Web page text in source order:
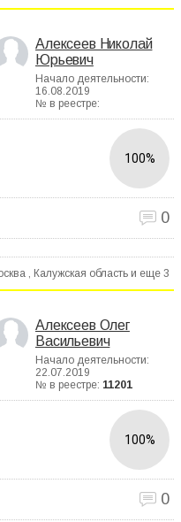
Алексеев Николай
Юрьевич
Начало деятельности:
16.08.2019
№ в реестре:
100%
0
, Калужская область и еще 3
Алексеев Олег
Васильевич
Начало деятельности:
22.07.2019
№ в реестре: 11201
100%
0